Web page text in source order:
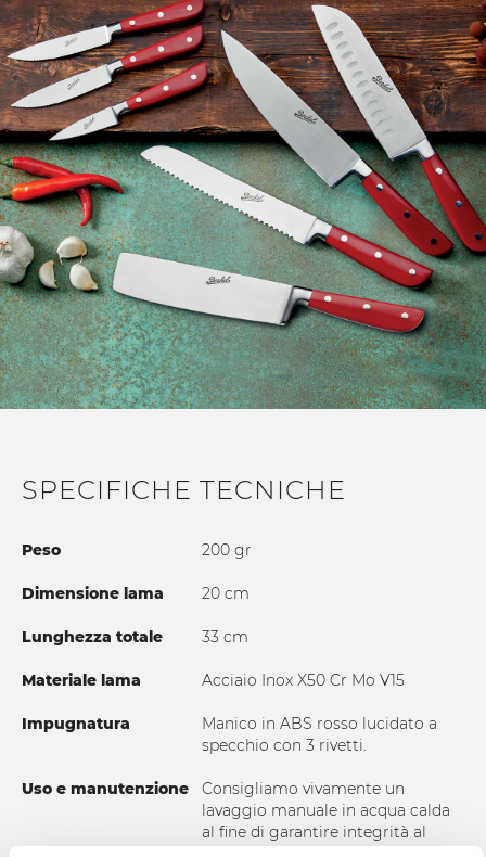
SPECIFICHE TECNICHE
Peso 200 gr
Dimensione lama 20 cm
Lunghezza totale 33 cm
Materiale lama Acciaio Inox X50 Cr Mo V15
Impugnatura
Manico in ABS rosso lucidato a
specchio con 3 rivetti.
Uso e manutenzione
Consigliamo vivamente un
lavaggio manuale in acqua calda
al fine di garantire integrità al